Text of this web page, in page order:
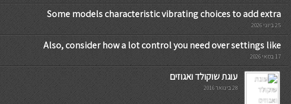
Some models characteristic vibrating choices to add extra
25 ביוני 2026
Also, consider how a lot control you need over settings like
17 במאי 2026
עוגת שוקולד ואגוזים
28 בינואר 2016